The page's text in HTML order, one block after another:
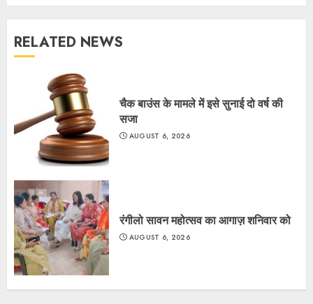
RELATED NEWS
चैक बाउंस के मामले में इसे सुनाई दो वर्ष की
सजा
AUGUST 6, 2026
रंगीलो सावन महोत्सव का आगाज़ शनिवार को
AUGUST 6, 2026